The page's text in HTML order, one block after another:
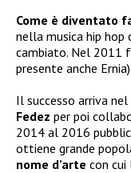
Come è diventato
nella musica hip hop
cambiato. Nel 2011
presente anche Ernia).
Il successo arriva
Fedez per poi
2014 al 2016
ottiene grande
nome d’arte con cui